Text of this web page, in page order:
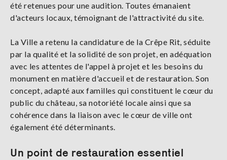
été retenues pour une audition. Toutes émanaient
d'acteurs locaux, témoignant de l'attractivité du site.
La Ville a retenu la candidature de la Crêpe Rit, séduite
par la qualité et la solidité de son projet, en adéquation
avec les attentes de l'appel à projet et les besoins du
monument en matière d'accueil et de restauration. Son
concept, adapté aux familles qui constituent le cœur du
public du château, sa notoriété locale ainsi que sa
cohérence dans la liaison avec le cœur de ville ont
également été déterminants.
Un point de restauration essentiel